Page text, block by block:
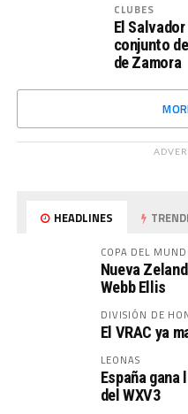
CLUBES
El
conjunto
de Zamora
HEADLINES
COPA DEL
Nueva
Webb Ellis
DIVISIÓN DE
El VRAC ya
LEONAS
España
del WXV3